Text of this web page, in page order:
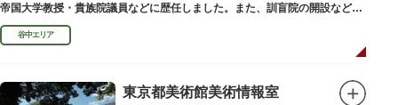
帝国大学教授・貴族院議員などに歴任しました。また、訓盲院の開設など女
子教育や障害者教育にも力を注ぎました。明治24（1891）病没しました。
谷中エリア
東京都美術館美術情報室